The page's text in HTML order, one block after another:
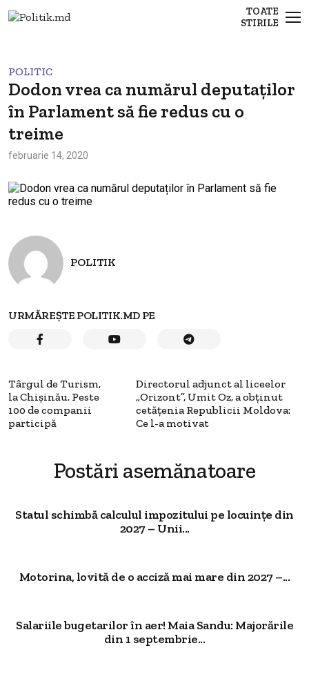
TOATE
STIRILE
POLITIC
Dodon vrea ca numărul deputaților
în Parlament să fie redus cu o
treime
februarie 14, 2020
POLITIK
URMĂREȘTE POLITIK.MD PE
Târgul de Turism,
la Chişinău. Peste
100 de companii
participă
Directorul adjunct al liceelor
„Orizont”, Umit Oz, a obținut
cetățenia Republicii Moldova:
Ce l-a motivat
Postări asemănatoare
Statul schimbă calculul impozitului pe locuințe din
2027 – Unii...
Motorina, lovită de o acciză mai mare din 2027 –...
Salariile bugetarilor în aer! Maia Sandu: Majorările
din 1 septembrie...